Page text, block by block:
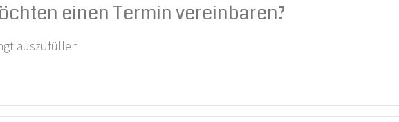
einen Termin vereinbaren?
auszufüllen